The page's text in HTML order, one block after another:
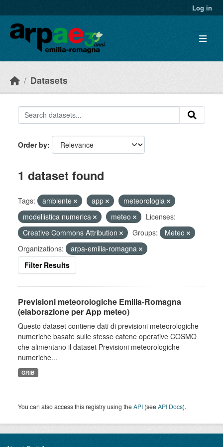
Log in
Datasets
Order by
1 dataset found
Tags: ambiente app
meteorologia
modellistica numerica
meteo
Licenses:
Creative Commons Attribution
Groups:
Meteo
Organizations:
arpa-emilia-romagna
Filter Results
Previsioni meteorologiche Emilia-Romagna
(elaborazione per App meteo)
Questo dataset contiene dati di previsioni meteorologiche
numeriche basate sulle stesse catene operative COSMO
che alimentano il dataset Previsioni meteorologiche
numeriche...
GRIB
You can also access this registry using theAPI (seeAPI Docs).